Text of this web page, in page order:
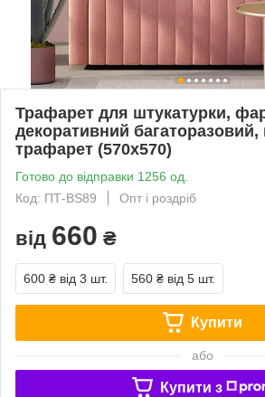
Трафарет для штукатурки,
декоративний багаторазовий,
трафарет (570х570)
Готово до відправки 1256 од.
Код: ПТ-BS89
Опт і роздріб
від 660 ₴
600 ₴ від 3 шт. 560 ₴ від 5 шт.
Купити
або
Купити з